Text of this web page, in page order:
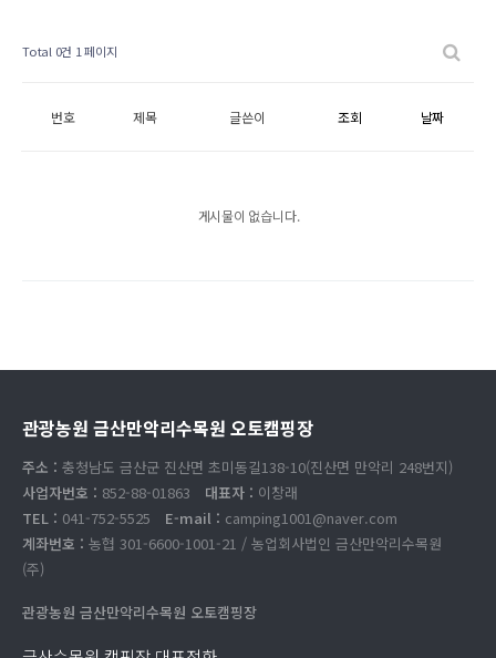
Total 0건 1 페이지
번호 제목 글쓴이 조회 날짜
게시물이 없습니다.
관광농원 금산만악리수목원 오토캠핑장
주소 : 충청남도 금산군 진산면 초미동길138-10(진산면 만악리 248번지)
사업자번호 : 852-88-01863 대표자 : 이창래
TEL : 041-752-5525 E-mail : camping1001@naver.com
계좌번호 : 농협 301-6600-1001-21 / 농업회사법인 금산만악리수목원
(주)
관광농원 금산만악리수목원 오토캠핑장